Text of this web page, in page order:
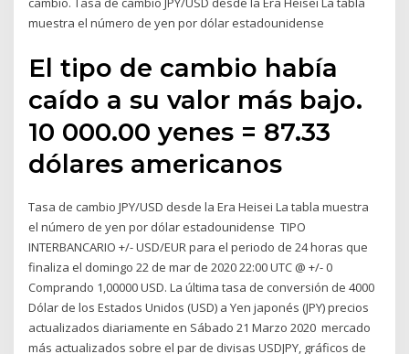
muestra el número de yen por dólar estadounidense
El tipo de cambio había
caído a su valor más bajo.
10 000.00 yenes = 87.33
dólares americanos
Tasa de cambio JPY/USD desde la Era Heisei La tabla muestra
el número de yen por dólar estadounidense TIPO
INTERBANCARIO +/- USD/EUR para el periodo de 24 horas que
finaliza el domingo 22 de mar de 2020 22:00 UTC @ +/- 0
Comprando 1,00000 USD. La última tasa de conversión de 4000
Dólar de los Estados Unidos (USD) a Yen japonés (JPY) precios
actualizados diariamente en Sábado 21 Marzo 2020 mercado
más actualizados sobre el par de divisas USDJPY, gráficos de